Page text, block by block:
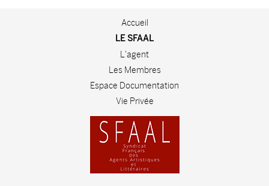
Accueil
LE SFAAL
L'agent
Les Membres
Espace Documentation
Vie Privée